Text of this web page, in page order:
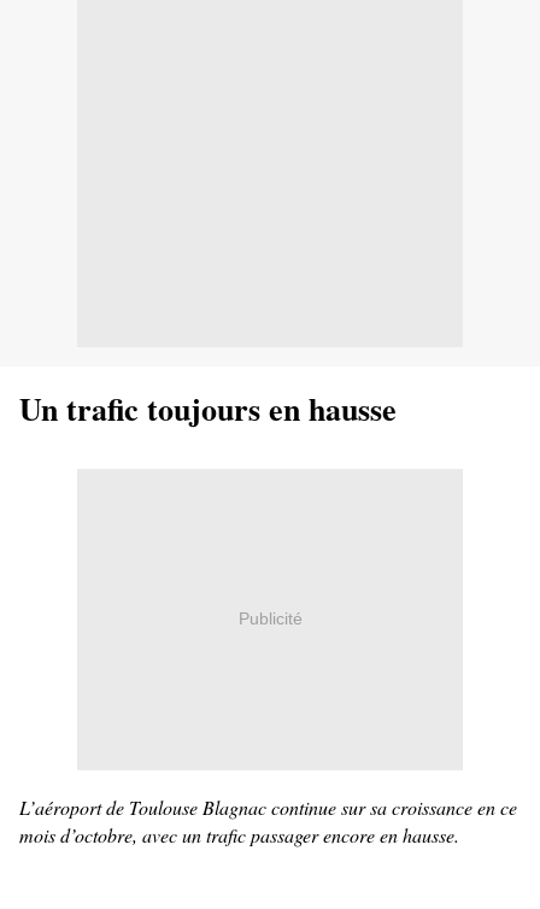
Un trafic toujours en hausse
Publicité
L’aéroport de Toulouse Blagnac continue sur sa croissance en ce
mois d’octobre, avec un trafic passager encore en hausse.